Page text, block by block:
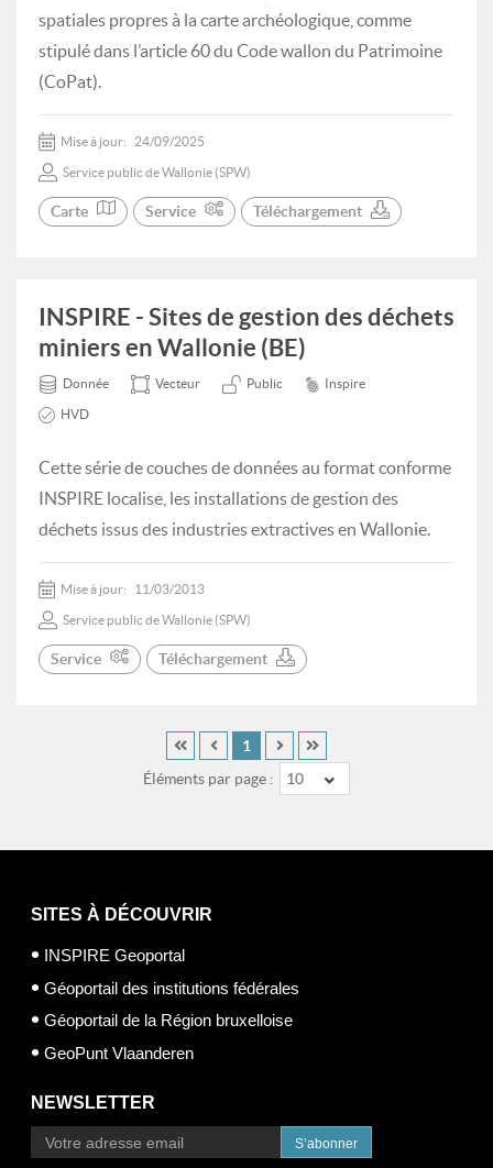
spatiales propres à la carte archéologique, comme
stipulé dans l’article 60 du Code wallon du Patrimoine
(CoPat).
Mise à jour: 24/09/2025
Service public de Wallonie (SPW)
Carte Service Téléchargement
INSPIRE - Sites de gestion des déchets
miniers en Wallonie (BE)
Donnée Vecteur Public Inspire
HVD
Cette série de couches de données au format conforme
INSPIRE localise, les installations de gestion des
déchets issus des industries extractives en Wallonie.
Mise à jour: 11/03/2013
Service public de Wallonie (SPW)
Service Téléchargement
Éléments par page : 10
1
SITES À DÉCOUVRIR
INSPIRE Geoportal
Géoportail des institutions fédérales
Géoportail de la Région bruxelloise
GeoPunt Vlaanderen
NEWSLETTER
S’abonner